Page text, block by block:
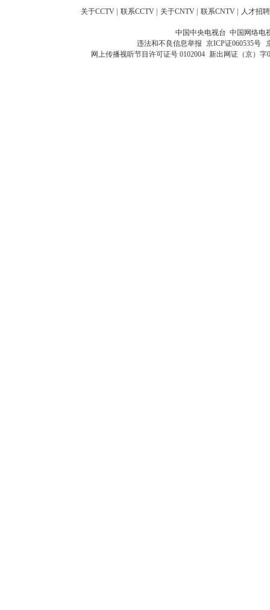
关于CCTV 联系CCTV 关于CNTV 联系CNTV 人才招聘
中国中央电视台 中国网络电
违法和不良信息举报 京ICP证060535号
网上传播视听节目许可证号 0102004 新出网证（京）